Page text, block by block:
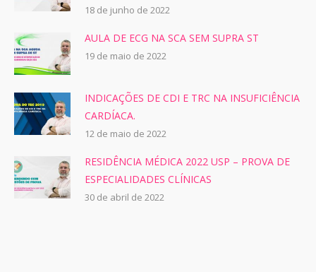
18 de junho de 2022
AULA DE ECG NA SCA SEM SUPRA ST
19 de maio de 2022
INDICAÇÕES DE CDI E TRC NA INSUFICIÊNCIA
CARDÍACA.
12 de maio de 2022
RESIDÊNCIA MÉDICA 2022 USP – PROVA DE
ESPECIALIDADES CLÍNICAS
30 de abril de 2022